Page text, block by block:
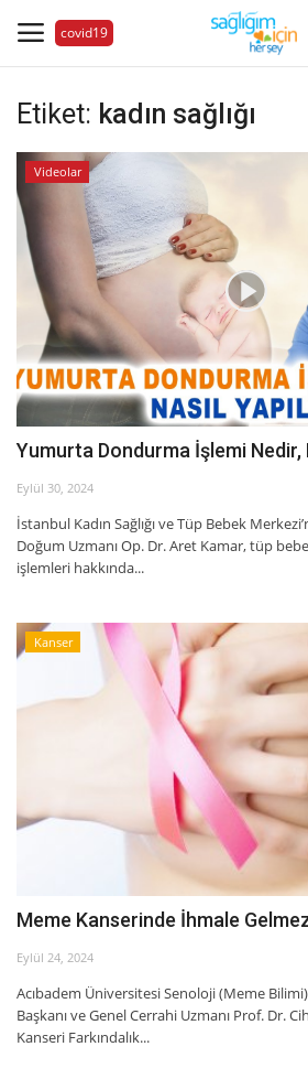
covid19
Hastalıklar
Aile Sağlığı
Bize Ulaşın
Videolar
Sağlık Haberleri
Sağlıklı Yaşam
Estetik Güzellik
İyileşme / Zayıflama Öyküleri
Etiket: kadın sağlığı
Videolar
Yumurta Dondurma İşlemi Nedir,
Eylül 30, 2024
İstanbul Kadın Sağlığı ve Tüp Bebek
Doğum Uzmanı Op. Dr. Aret Kamar, tüp
işlemleri hakkında...
Kanser
Meme Kanserinde İhmale
Eylül 24, 2024
Acıbadem Üniversitesi Senoloji (Meme
Başkanı ve Genel Cerrahi Uzmanı Prof. Dr.
Kanseri Farkındalık...